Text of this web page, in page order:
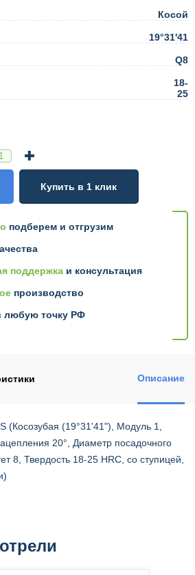
Косой
19°31'41
Q8
18-
25
подберем и отгрузим
поддержка и консультация
производство
любую точку РФ
Купить в 1 клик
Описание
(Косозубая (19°31'41"), Модуль 1,
20°, Диаметр посадочного
8, Твердость 18-25 HRC, со ступицей,